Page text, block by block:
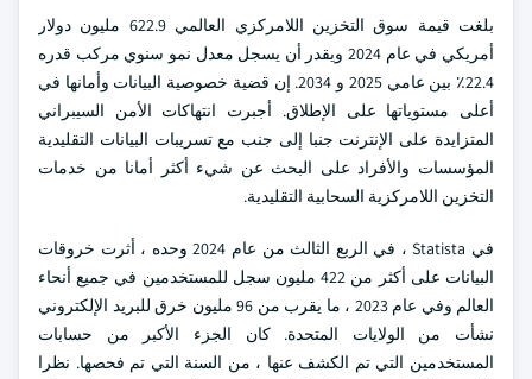
بلغت قيمة سوق التخزين اللامركزي العالمي 622.9 مليون دولار
أمريكي في عام 2024 ويقدر أن يسجل معدل نمو سنوي مركب قدره
22.4٪ بين عامي 2025 و 2034. إن قضية خصوصية البيانات وأمانها في
أعلى مستوياتها على الإطلاق. أجبرت انتهاكات الأمن السيبراني
المتزايدة على الإنترنت جنبا إلى جنب مع تسريبات البيانات التقليدية
المؤسسات والأفراد على البحث عن شيء أكثر أمانا من خدمات
التخزين اللامركزية السحابية التقليدية.
في Statista ، في الربع الثالث من عام 2024 وحده ، أثرت خروقات
البيانات على أكثر من 422 مليون سجل للمستخدمين في جميع أنحاء
العالم وفي عام 2023 ، ما يقرب من 96 مليون خرق للبريد الإلكتروني
نشأت من الولايات المتحدة. كان الجزء الأكبر من حسابات
المستخدمين التي تم الكشف عنها ، من السنة التي تم فحصها. نظرا